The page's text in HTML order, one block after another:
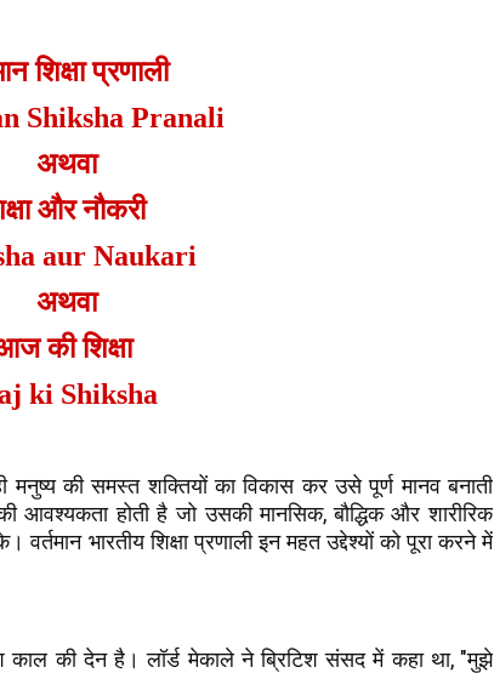
शिक्षा प्रणाली
Shiksha Pranali
अथवा
और नौकरी
aur Naukari
अथवा
की शिक्षा
ki Shiksha
ही मनुष्य की समस्त शक्तियों का विकास कर उसे पूर्ण मानव बनाती
आवश्यकता होती है जो उसकी मानसिक,बौद्धिक और शारीरिक
भारतीय शिक्षा प्रणाली इन महत उद्देश्यों को पूरा करने में
काल की देन है। लॉर्ड मेकाले ने ब्रिटिश संसद में कहा था, "मुझे